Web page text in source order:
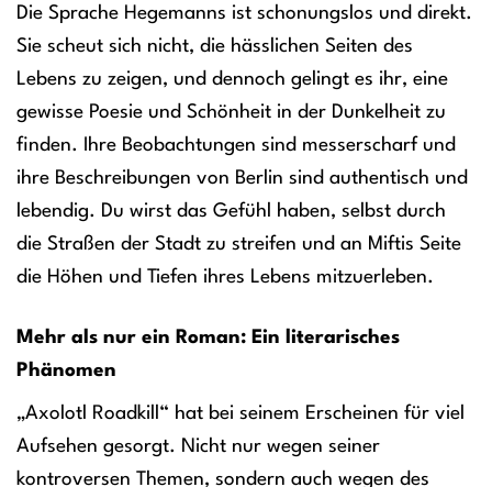
Die Sprache Hegemanns ist schonungslos und direkt.
Sie scheut sich nicht, die hässlichen Seiten des
Lebens zu zeigen, und dennoch gelingt es ihr, eine
gewisse Poesie und Schönheit in der Dunkelheit zu
finden. Ihre Beobachtungen sind messerscharf und
ihre Beschreibungen von Berlin sind authentisch und
lebendig. Du wirst das Gefühl haben, selbst durch
die Straßen der Stadt zu streifen und an Miftis Seite
die Höhen und Tiefen ihres Lebens mitzuerleben.
Mehr als nur ein Roman: Ein literarisches
Phänomen
„Axolotl Roadkill“ hat bei seinem Erscheinen für viel
Aufsehen gesorgt. Nicht nur wegen seiner
kontroversen Themen, sondern auch wegen des